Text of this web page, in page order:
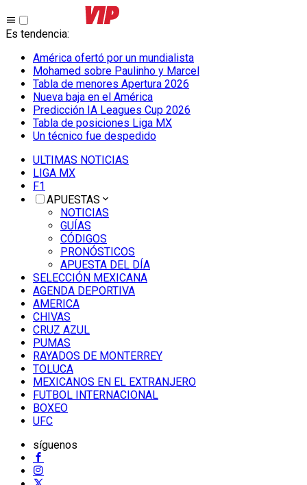
Es tendencia:
América ofertó por un mundialista
Mohamed sobre Paulinho y Marcel
Tabla de menores Apertura 2026
Nueva baja en el América
Predicción IA Leagues Cup 2026
Tabla de posiciones Liga MX
Un técnico fue despedido
ULTIMAS NOTICIAS
LIGA MX
F1
APUESTAS
NOTICIAS
GUÍAS
CÓDIGOS
PRONÓSTICOS
APUESTA DEL DÍA
SELECCIÓN MEXICANA
AGENDA DEPORTIVA
AMERICA
CHIVAS
CRUZ AZUL
PUMAS
RAYADOS DE MONTERREY
TOLUCA
MEXICANOS EN EL EXTRANJERO
FUTBOL INTERNACIONAL
BOXEO
UFC
síguenos